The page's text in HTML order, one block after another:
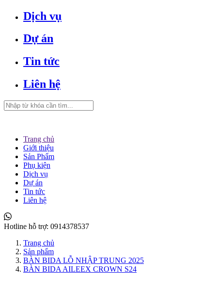
Dịch vụ
Dự án
Tin tức
Liên hệ
Trang chủ
Giới thiệu
Sản Phẩm
Phụ kiện
Dịch vụ
Dự án
Tin tức
Liên hệ
Hotline hỗ trợ: 0914378537
Trang chủ
Sản phẩm
BÀN BIDA LỖ NHẬP TRUNG 2025
BÀN BIDA AILEEX CROWN S24